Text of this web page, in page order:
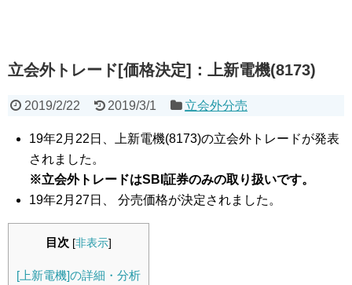
立会外トレード[価格決定]：上新電機(8173)
2019/2/22 2019/3/1 立会外分売
19年2月22日、上新電機(8173)の立会外トレードが発表
されました。
※立会外トレードはSBI証券のみの取り扱いです。
19年2月27日、 分売価格が決定されました。
目次 [非表示]
[上新電機]の詳細・分析